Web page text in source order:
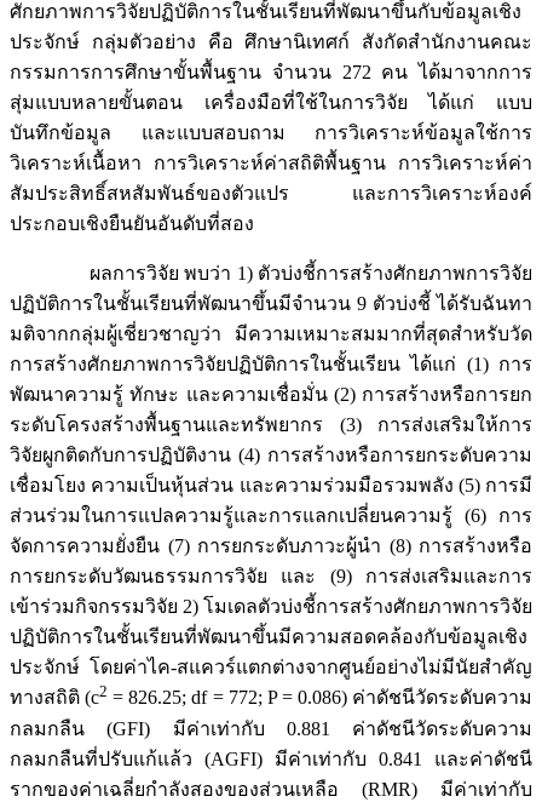
ศักยภาพการวิจัยปฏิบัติการในชั้นเรียนที่พัฒนาขึ้นกับข้อมูลเชิง
ประจักษ์ กลุ่มตัวอย่าง คือ ศึกษานิเทศก์ สังกัดสำนักงานคณะ
กรรมการการศึกษาขั้นพื้นฐาน จำนวน 272 คน ได้มาจากการ
สุ่มแบบหลายขั้นตอน เครื่องมือที่ใช้ในการวิจัย ได้แก่ แบบ
บันทึกข้อมูล และแบบสอบถาม การวิเคราะห์ข้อมูลใช้การ
วิเคราะห์เนื้อหา การวิเคราะห์ค่าสถิติพื้นฐาน การวิเคราะห์ค่า
สัมประสิทธิ์สหสัมพันธ์ของตัวแปร และการวิเคราะห์องค์
ประกอบเชิงยืนยันอันดับที่สอง
ผลการวิจัย พบว่า 1) ตัวบ่งชี้การสร้างศักยภาพการวิจัย
ปฏิบัติการในชั้นเรียนที่พัฒนาขึ้นมีจำนวน 9 ตัวบ่งชี้ ได้รับฉันทา
มติจากกลุ่มผู้เชี่ยวชาญว่า มีความเหมาะสมมากที่สุดสำหรับวัด
การสร้างศักยภาพการวิจัยปฏิบัติการในชั้นเรียน ได้แก่ (1) การ
พัฒนาความรู้ ทักษะ และความเชื่อมั่น (2) การสร้างหรือการยก
ระดับโครงสร้างพื้นฐานและทรัพยากร (3) การส่งเสริมให้การ
วิจัยผูกติดกับการปฏิบัติงาน (4) การสร้างหรือการยกระดับความ
เชื่อมโยง ความเป็นหุ้นส่วน และความร่วมมือรวมพลัง (5) การมี
ส่วนร่วมในการแปลความรู้และการแลกเปลี่ยนความรู้ (6) การ
จัดการความยั่งยืน (7) การยกระดับภาวะผู้นำ (8) การสร้างหรือ
การยกระดับวัฒนธรรมการวิจัย และ (9) การส่งเสริมและการ
เข้าร่วมกิจกรรมวิจัย 2) โมเดลตัวบ่งชี้การสร้างศักยภาพการวิจัย
ปฏิบัติการในชั้นเรียนที่พัฒนาขึ้นมีความสอดคล้องกับข้อมูลเชิง
ประจักษ์ โดยค่าไค-สแควร์แตกต่างจากศูนย์อย่างไม่มีนัยสำคัญ
ทางสถิติ (c2 = 826.25; df = 772; P = 0.086) ค่าดัชนีวัดระดับความ
กลมกลืน (GFI) มีค่าเท่ากับ 0.881 ค่าดัชนีวัดระดับความ
กลมกลืนที่ปรับแก้แล้ว (AGFI) มีค่าเท่ากับ 0.841 และค่าดัชนี
รากของค่าเฉลี่ยกำลังสองของส่วนเหลือ (RMR) มีค่าเท่ากับ